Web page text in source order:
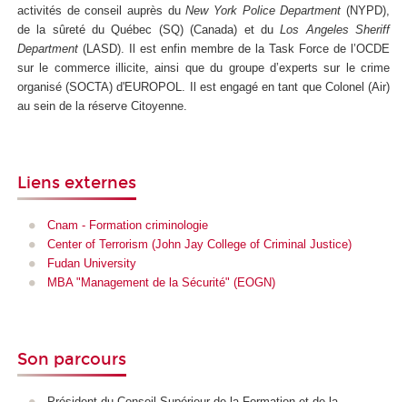
activités de conseil auprès duNew York Police Department (NYPD),
de la sûreté du Québec (SQ) (Canada) et duLos Angeles Sheriff
Department (LASD). Il est enfin membre de la Task Force de l’OCDE
sur le commerce illicite, ainsi que du groupe d’experts sur le crime
organisé (SOCTA) d'EUROPOL. Il est engagé en tant que Colonel (Air)
au sein de la réserve Citoyenne.
Liens externes
Cnam - Formation criminologie
Center of Terrorism (John Jay College of Criminal Justice)
Fudan University
MBA "Management de la Sécurité" (EOGN)
Son parcours